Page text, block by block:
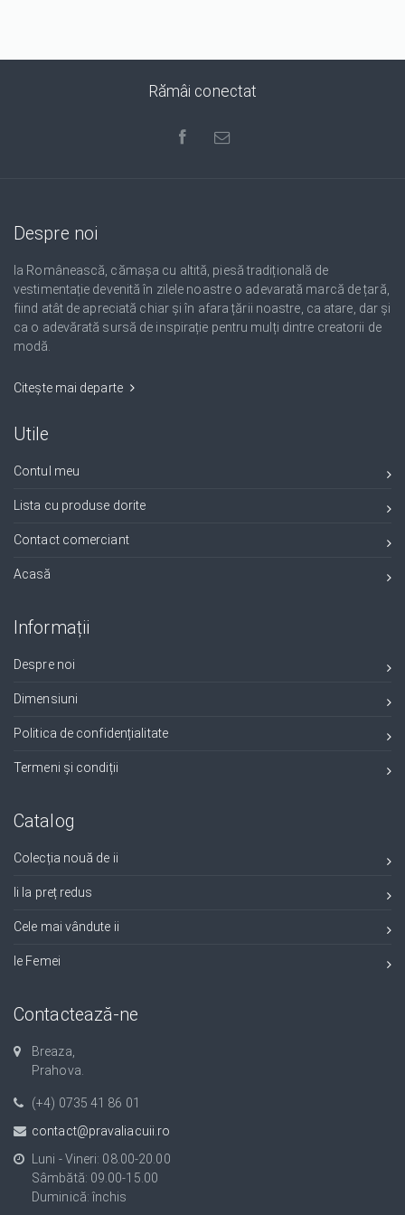
Rămâi conectat
Despre noi
Ia Românească, cămașa cu altită, piesă tradițională de
vestimentație devenită în zilele noastre o adevarată marcă de țară,
fiind atât de apreciată chiar și în afara țării noastre, ca atare, dar și
ca o adevărată sursă de inspirație pentru mulți dintre creatorii de
modă.
Citește mai departe
Utile
Contul meu
Lista cu produse dorite
Contact comerciant
Acasă
Informații
Despre noi
Dimensiuni
Politica de confidențialitate
Termeni și condiții
Catalog
Colecția nouă de ii
Ii la preț redus
Cele mai vândute ii
Ie Femei
Contactează-ne
Breaza,
Prahova.
(+4) 0735 41 86 01
contact@pravaliacuii.ro
Luni - Vineri: 08.00-20.00
Sâmbătă: 09.00-15.00
Duminică: închis